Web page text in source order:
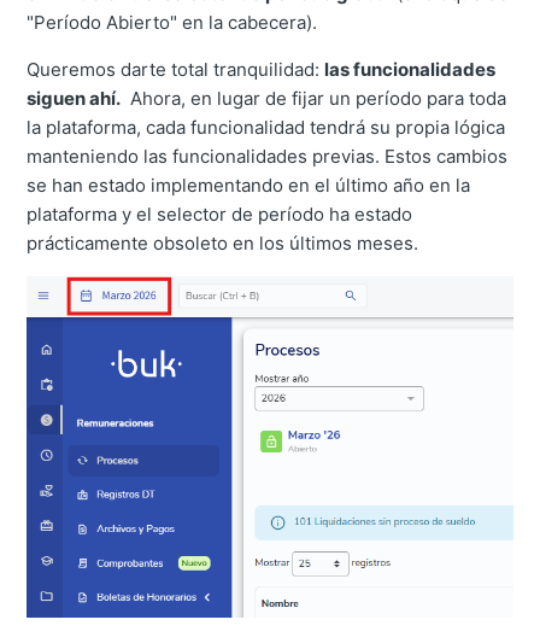
"Período Abierto" en la cabecera).
Queremos darte total tranquilidad: las funcionalidades
siguen ahí. Ahora, en lugar de fijar un período para toda
la plataforma, cada funcionalidad tendrá su propia lógica
manteniendo las funcionalidades previas. Estos cambios
se han estado implementando en el último año en la
plataforma y el selector de período ha estado
prácticamente obsoleto en los últimos meses.